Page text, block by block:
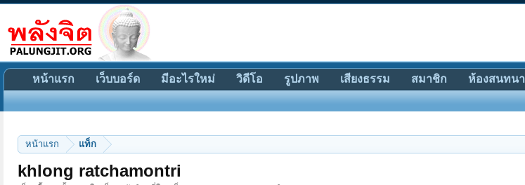
หน้าแรก แท็ก
khlong ratchamontri
หน้าแรก เว็บบอร์ด มีอะไรใหม่ วิดีโอ รูปภาพ เสียงธรรม สมาชิก ห้องสนทนา